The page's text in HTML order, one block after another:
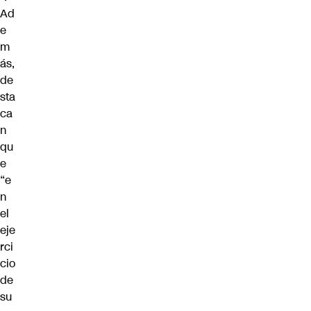
Ad
e
m
ás,
de
sta
ca
n
qu
e
“e
n
el
eje
rci
cio
de
su